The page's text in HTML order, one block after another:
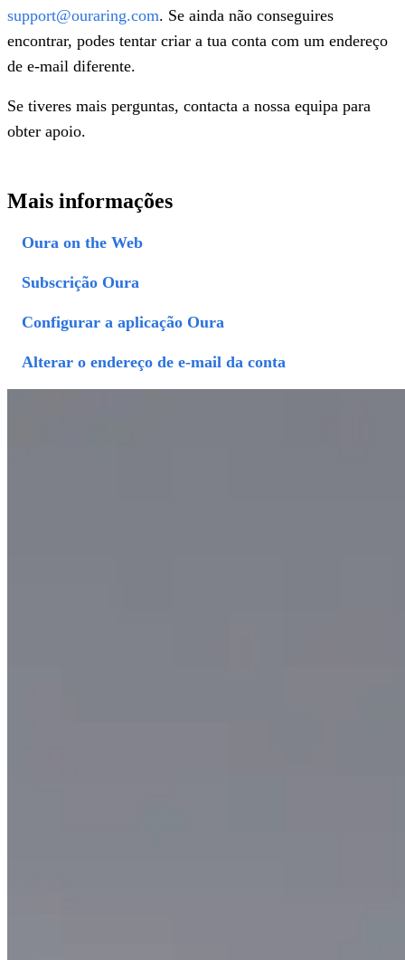
support@ouraring.com. Se ainda não conseguires
encontrar, podes tentar criar a tua conta com um endereço
de e-mail diferente.
Se tiveres mais perguntas, contacta a nossa equipa para
obter apoio.
Mais informações
Oura on the Web
Subscrição Oura
Configurar a aplicação Oura
Alterar o endereço de e-mail da conta